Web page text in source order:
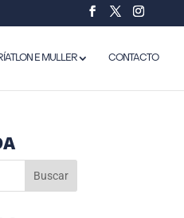
E MULLER CONTACTO